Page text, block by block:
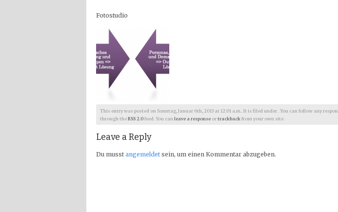
Fotostudio
This entry was posted on Sonntag, Januar 6th, 2013 at 12:01 a.m.. It is filed under . You can follow any
through theRSS 2.0feed. You can leave a response ortrackbackfrom your own site.
Leave a Reply
Du musstangemeldetsein, um einen Kommentar abzugeben.